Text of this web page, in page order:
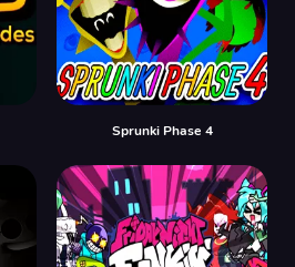
Sprunki Phase 4